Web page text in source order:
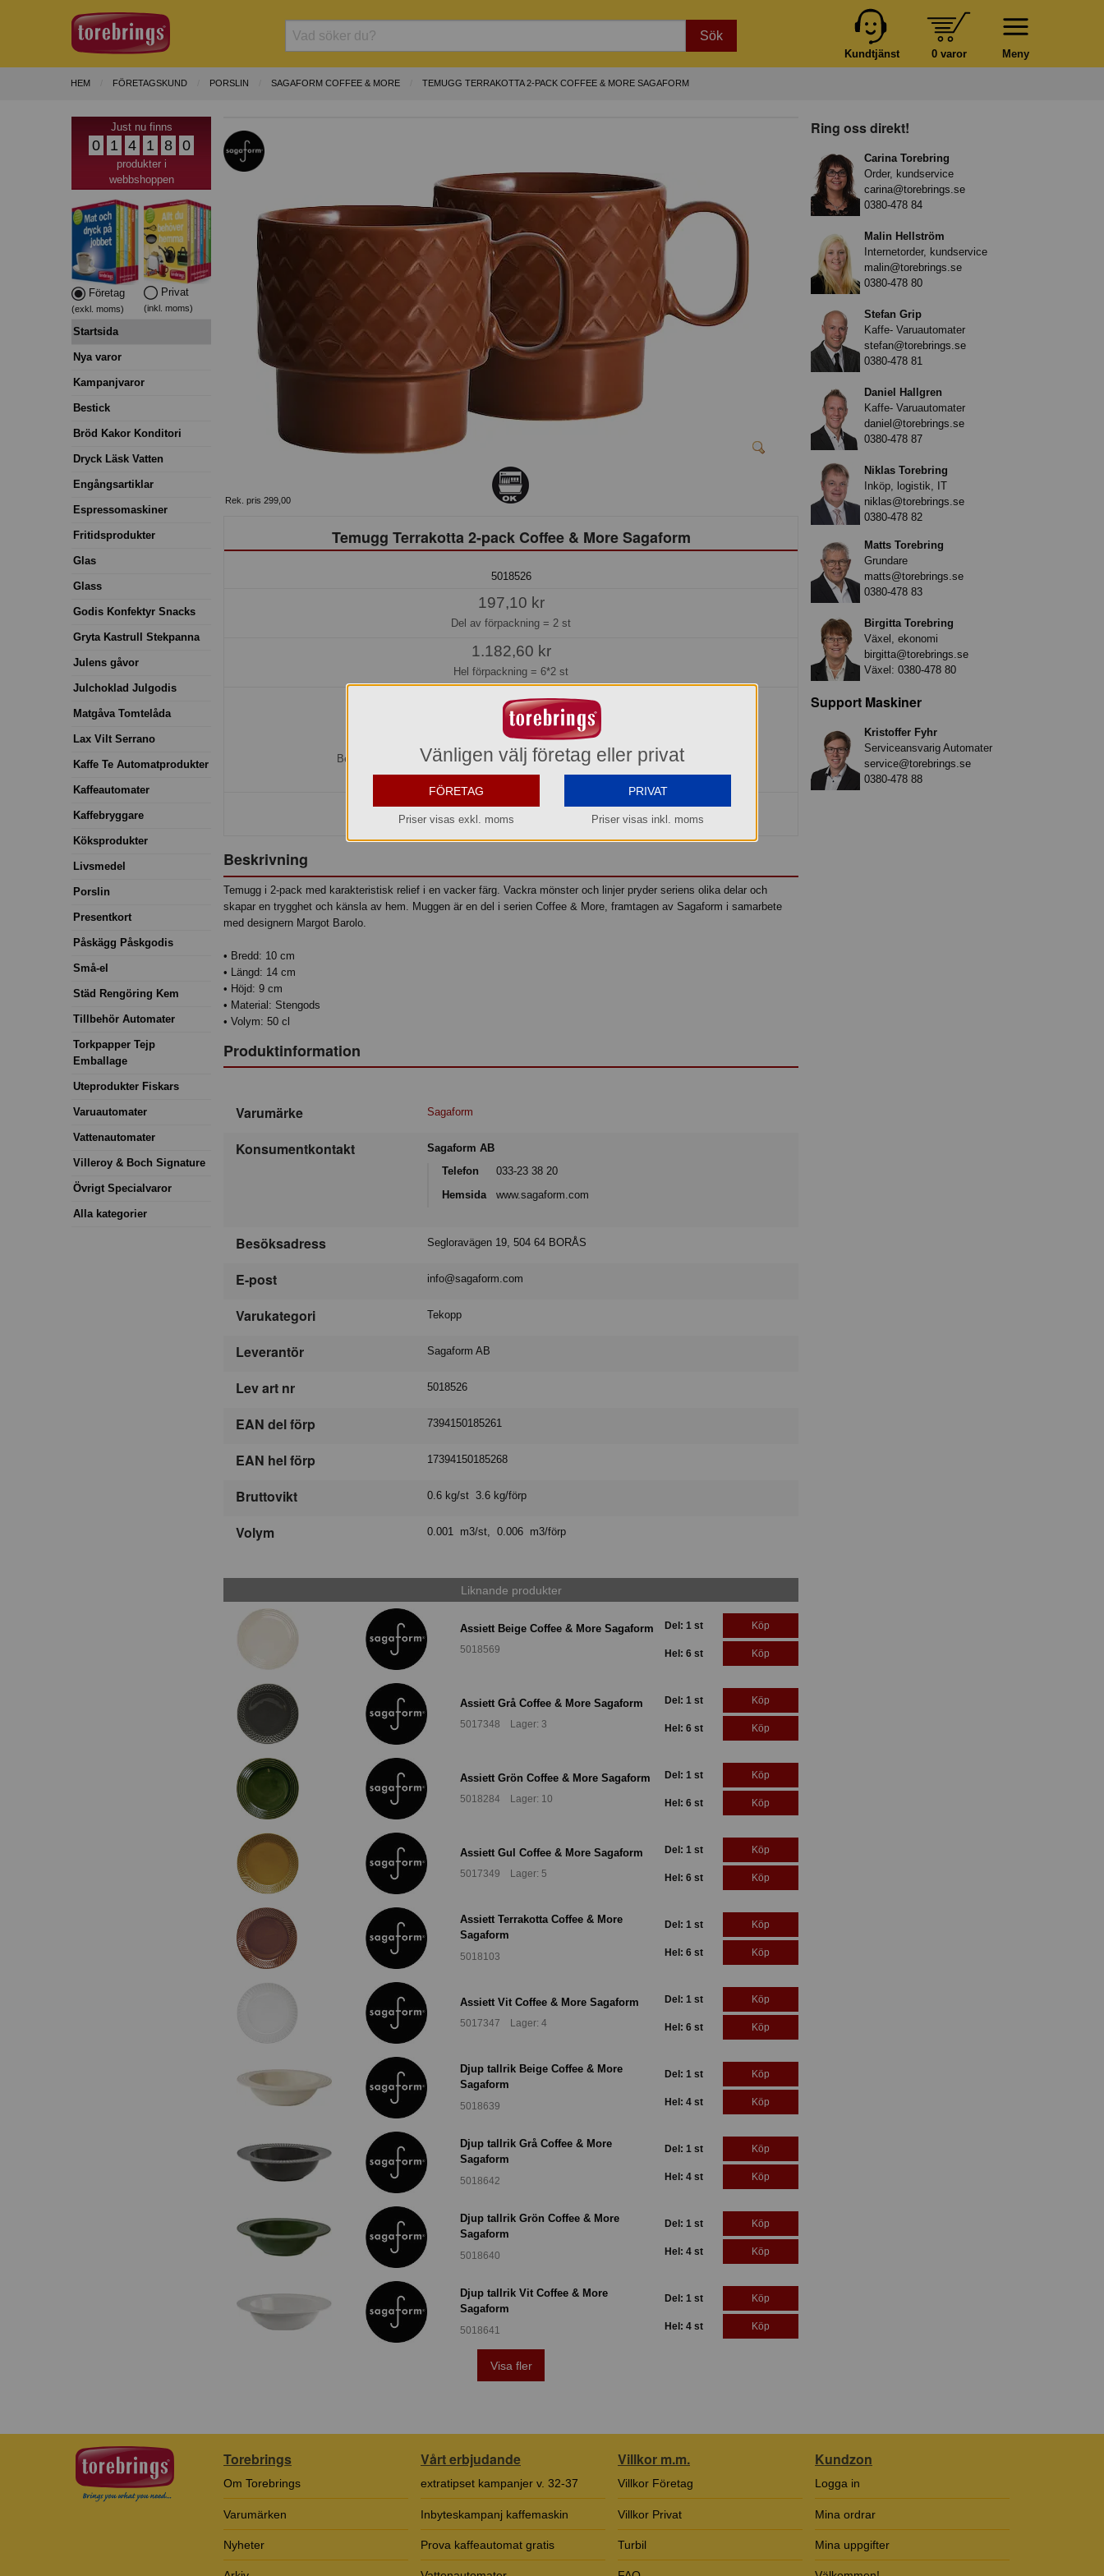
Sök
Meny
0 varor
Kundtjänst
HEM FÖRETAGSKUND PORSLIN SAGAFORM COFFEE & MORE TEMUGG TERRAKOTTA 2-PACK COFFEE & MORE SAGAFORM
Just nu finns
0 1 4 1 8 0
produkter i
webbshoppen
Företag
(exkl. moms)
Privat
(inkl. moms)
Startsida
Nya varor
Kampanjvaror
Bestick
Bröd Kakor Konditori
Dryck Läsk Vatten
Engångsartiklar
Espressomaskiner
Fritidsprodukter
Glas
Glass
Godis Konfektyr Snacks
Gryta Kastrull Stekpanna
Julens gåvor
Julchoklad Julgodis
Matgåva Tomtelåda
Lax Vilt Serrano
Kaffe Te Automatprodukter
Kaffeautomater
Kaffebryggare
Köksprodukter
Livsmedel
Porslin
Presentkort
Påskägg Påskgodis
Små-el
Städ Rengöring Kem
Tillbehör Automater
Torkpapper Tejp
Emballage
Uteprodukter Fiskars
Varuautomater
Vattenautomater
Villeroy & Boch Signature
Övrigt Specialvaror
Alla kategorier
Rek. pris 299,00
Temugg Terrakotta 2-pack Coffee & More Sagaform
5018526
197,10 kr
Del av förpackning = 2 st
1.182,60 kr
Hel förpackning = 6*2 st
Jmf.pris:98,55kr/st
Beställningsvara
Hos oss kan du alltid beställa även om varan inte finns i lager.
Beställ idag före kl. 15:00 så beräknar vi få in den i lager den 2026-08-12.
Transporttid till Dig som kund tillkommer.
Köp »
Beskrivning
Temugg i 2-pack med karakteristisk relief i en vacker färg. Vackra mönster och linjer pryder seriens olika delar och
skapar en trygghet och känsla av hem. Muggen är en del i serien Coffee & More, framtagen av Sagaform i samarbete
med designern Margot Barolo.
• Bredd: 10 cm
• Längd: 14 cm
• Höjd: 9 cm
• Material: Stengods
• Volym: 50 cl
Produktinformation
Varumärke Sagaform
Konsumentkontakt
Sagaform AB
Telefon
033-23 38 20
Hemsida
www.sagaform.com
Besöksadress Segloravägen 19, 504 64 BORÅS
E-post info@sagaform.com
Varukategori Tekopp
Leverantör Sagaform AB
Lev art nr 5018526
EAN del förp 7394150185261
EAN hel förp 17394150185268
Bruttovikt 0.6 kg/st 3.6 kg/förp
Volym 0.001 m3/st, 0.006 m3/förp
Liknande produkter
Assiett Beige Coffee & More Sagaform
5018569
Del: 1 st Köp
Hel: 6 st Köp
Assiett Grå Coffee & More Sagaform
5017348 Lager: 3
Del: 1 st Köp
Hel: 6 st Köp
Assiett Grön Coffee & More Sagaform
5018284 Lager: 10
Del: 1 st Köp
Hel: 6 st Köp
Assiett Gul Coffee & More Sagaform
5017349 Lager: 5
Del: 1 st Köp
Hel: 6 st Köp
Assiett Terrakotta Coffee & More
Sagaform
5018103
Del: 1 st Köp
Hel: 6 st Köp
Assiett Vit Coffee & More Sagaform
5017347 Lager: 4
Del: 1 st Köp
Hel: 6 st Köp
Djup tallrik Beige Coffee & More
Sagaform
5018639
Del: 1 st Köp
Hel: 4 st Köp
Djup tallrik Grå Coffee & More
Sagaform
5018642
Del: 1 st Köp
Hel: 4 st Köp
Djup tallrik Grön Coffee & More
Sagaform
5018640
Del: 1 st Köp
Hel: 4 st Köp
Djup tallrik Vit Coffee & More
Sagaform
5018641
Del: 1 st Köp
Hel: 4 st Köp
Visa fler
Ring oss direkt!
Carina Torebring
Order, kundservice
carina@torebrings.se
0380-478 84
Malin Hellström
Internetorder, kundservice
malin@torebrings.se
0380-478 80
Stefan Grip
Kaffe- Varuautomater
stefan@torebrings.se
0380-478 81
Daniel Hallgren
Kaffe- Varuautomater
daniel@torebrings.se
0380-478 87
Niklas Torebring
Inköp, logistik, IT
niklas@torebrings.se
0380-478 82
Matts Torebring
Grundare
matts@torebrings.se
0380-478 83
Birgitta Torebring
Växel, ekonomi
birgitta@torebrings.se
Växel: 0380-478 80
Support Maskiner
Kristoffer Fyhr
Serviceansvarig Automater
service@torebrings.se
0380-478 88
Torebrings
Om Torebrings
Varumärken
Nyheter
Vårt erbjudande
extratipset kampanjer v. 32-37
Inbyteskampanj kaffemaskin
Prova kaffeautomat gratis
Villkor m.m.
Villkor Företag
Villkor Privat
Turbil
Kundzon
Logga in
Mina ordrar
Mina uppgifter
Vänligen välj företag eller privat
FÖRETAG
Priser visas exkl. moms
PRIVAT
Priser visas inkl. moms